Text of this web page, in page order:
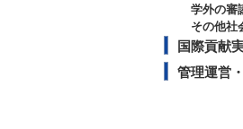
学外の審
その他社
国際貢献
管理運営